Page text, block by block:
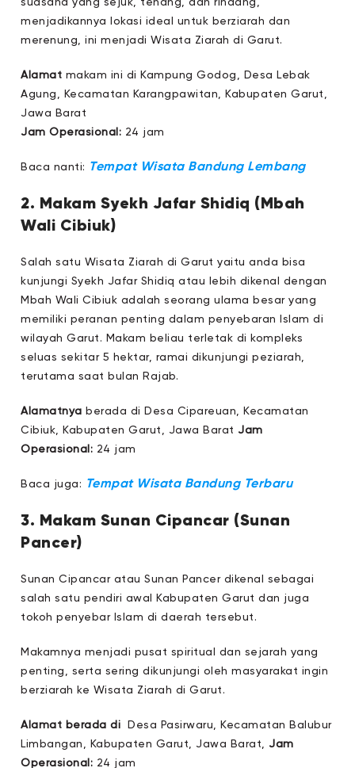
suasana yang sejuk, tenang, dan rindang,
menjadikannya lokasi ideal untuk berziarah dan
merenung, ini menjadi Wisata Ziarah di Garut.
Alamat makam ini di Kampung Godog, Desa Lebak
Agung, Kecamatan Karangpawitan, Kabupaten Garut,
Jawa Barat
Jam Operasional: 24 jam
Baca nanti: Tempat Wisata Bandung Lembang
2. Makam Syekh Jafar Shidiq (Mbah
Wali Cibiuk)
Salah satu Wisata Ziarah di Garut yaitu anda bisa
kunjungi Syekh Jafar Shidiq atau lebih dikenal dengan
Mbah Wali Cibiuk adalah seorang ulama besar yang
memiliki peranan penting dalam penyebaran Islam di
wilayah Garut. Makam beliau terletak di kompleks
seluas sekitar 5 hektar, ramai dikunjungi peziarah,
terutama saat bulan Rajab.
Alamatnya berada di Desa Cipareuan, Kecamatan
Cibiuk, Kabupaten Garut, Jawa Barat Jam
Operasional: 24 jam
Baca juga: Tempat Wisata Bandung Terbaru
3. Makam Sunan Cipancar (Sunan
Pancer)
Sunan Cipancar atau Sunan Pancer dikenal sebagai
salah satu pendiri awal Kabupaten Garut dan juga
tokoh penyebar Islam di daerah tersebut.
Makamnya menjadi pusat spiritual dan sejarah yang
penting, serta sering dikunjungi oleh masyarakat ingin
berziarah ke Wisata Ziarah di Garut.
Alamat berada di
Desa Pasirwaru, Kecamatan Balubur
Limbangan, Kabupaten Garut, Jawa Barat, Jam
Operasional: 24 jam